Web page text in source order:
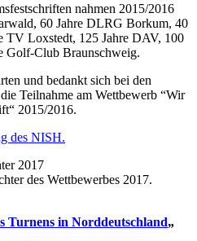
nahmen 2015/2016
60 Jahre DLRG Borkum, 40
TV Loxstedt, 125 Jahre DAV, 100
Golf-Club Braunschweig.
und bedankt sich bei den
Teilnahme am Wettbewerb “Wir
2015/2016.
des NISH.
des Wettbewerbes 2017.
Turnens in Norddeutschland„